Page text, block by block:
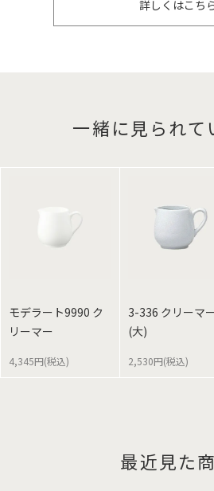
詳しくはこち
一緒に見られて
モデラート9990 ク
リーマー
4,345円(税込)
3-336 クリーマ
(大)
2,530円(税込)
最近見た